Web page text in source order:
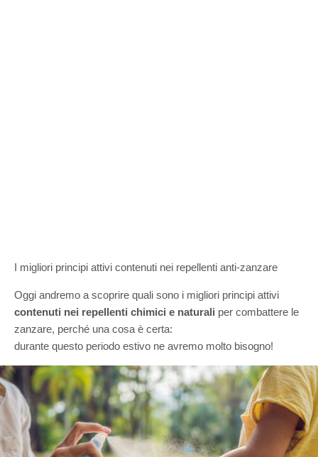
I migliori principi attivi contenuti nei repellenti anti-zanzare
Oggi andremo a scoprire quali sono i migliori principi attivi
contenuti nei repellenti chimici e naturali per combattere le
zanzare, perché una cosa è certa:
durante questo periodo estivo ne avremo molto bisogno!